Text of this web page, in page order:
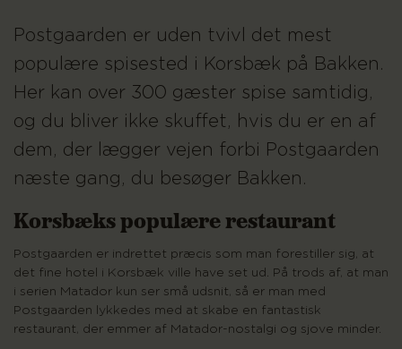
Postgaarden er uden tvivl det mest
populære spisested i Korsbæk på Bakken.
Her kan over 300 gæster spise samtidig,
og du bliver ikke skuffet, hvis du er en af
dem, der lægger vejen forbi Postgaarden
næste gang, du besøger Bakken.
Korsbæks populære restaurant
Postgaarden er indrettet præcis som man forestiller sig, at
det fine hotel i Korsbæk ville have set ud. På trods af, at man
i serien Matador kun ser små udsnit, så er man med
Postgaarden lykkedes med at skabe en fantastisk
restaurant, der emmer af Matador-nostalgi og sjove minder.